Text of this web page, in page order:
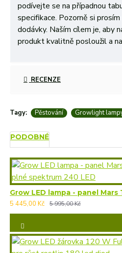
podívejte se na případnou
specifikace. Pozorně si
dodávky. Naším cílem je, aby
produkt kvalitně posloužil a
RECENZE
Tagy: Pěstování Growlight
PODOBNÉ
5 445,00 Kč
5 995,00 Kč